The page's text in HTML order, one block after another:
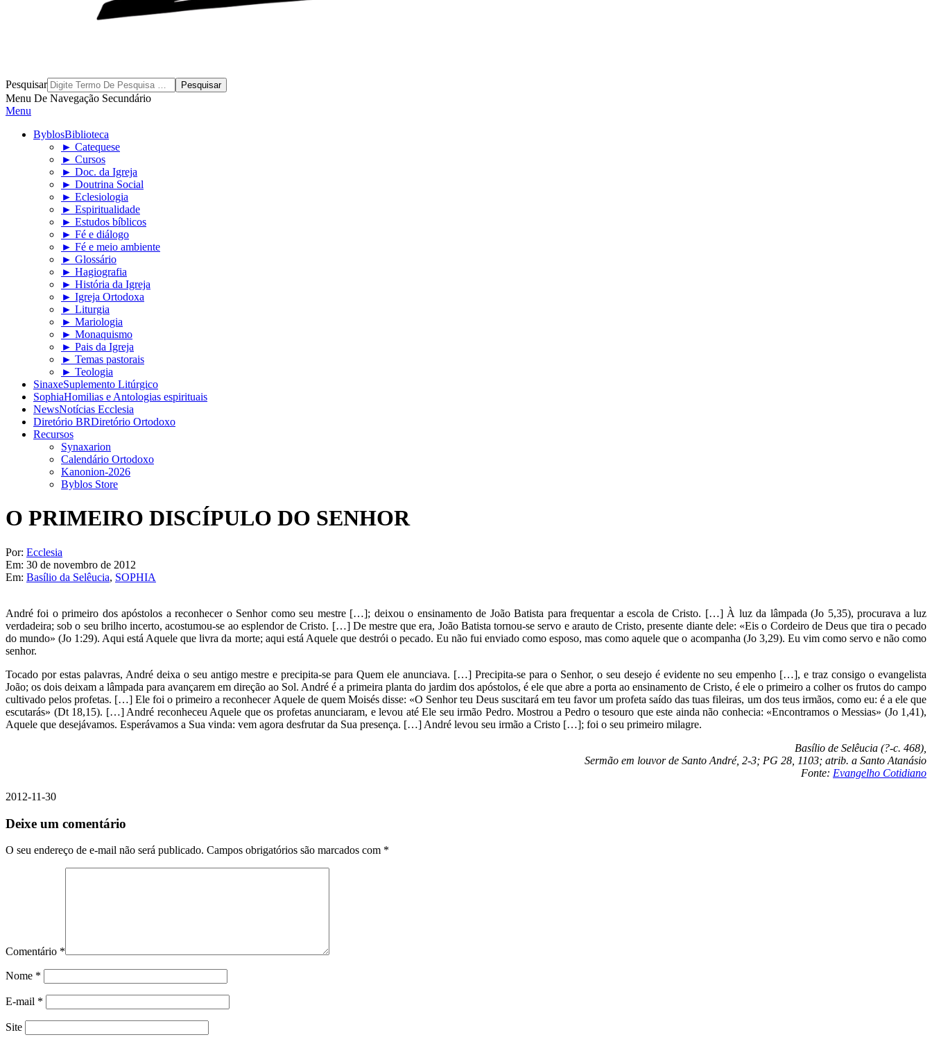
Byblos
Pesquisar
Menu De Navegação Secundário
Menu
ByblosBiblioteca
► Catequese
► Cursos
► Doc. da Igreja
► Doutrina Social
► Eclesiologia
► Espiritualidade
► Estudos bíblicos
► Fé e diálogo
► Fé e meio ambiente
► Glossário
► Hagiografia
► História da Igreja
► Igreja Ortodoxa
► Liturgia
► Mariologia
► Monaquismo
► Pais da Igreja
► Temas pastorais
► Teologia
SinaxeSuplemento Litúrgico
SophiaHomilias e Antologias espirituais
NewsNotícias Ecclesia
Diretório BRDiretório Ortodoxo
Recursos
Synaxarion
Calendário Ortodoxo
Kanonion-2026
Byblos Store
O PRIMEIRO DISCÍPULO DO SENHOR
Por: Ecclesia
Em: 30 de novembro de 2012
Em: Basílio da Selêucia, SOPHIA
André foi o primeiro dos apóstolos a reconhecer o Senhor como seu mestre […]; deixou o ensinamento de João Batista para frequentar a escola de Cristo. […] À luz da lâmpada (Jo 5,35), procurava a luz
verdadeira; sob o seu brilho incerto, acostumou-se ao esplendor de Cristo. […] De mestre que era, João Batista tornou-se servo e arauto de Cristo, presente diante dele: «Eis o Cordeiro de Deus que tira o pecado
do mundo» (Jo 1:29). Aqui está Aquele que livra da morte; aqui está Aquele que destrói o pecado. Eu não fui enviado como esposo, mas como aquele que o acompanha (Jo 3,29). Eu vim como servo e não como
senhor.
Tocado por estas palavras, André deixa o seu antigo mestre e precipita-se para Quem ele anunciava. […] Precipita-se para o Senhor, o seu desejo é evidente no seu empenho […], e traz consigo o evangelista
João; os dois deixam a lâmpada para avançarem em direção ao Sol. André é a primeira planta do jardim dos apóstolos, é ele que abre a porta ao ensinamento de Cristo, é ele o primeiro a colher os frutos do campo
cultivado pelos profetas. […] Ele foi o primeiro a reconhecer Aquele de quem Moisés disse: «O Senhor teu Deus suscitará em teu favor um profeta saído das tuas fileiras, um dos teus irmãos, como eu: é a ele que
escutarás» (Dt 18,15). […] André reconheceu Aquele que os profetas anunciaram, e levou até Ele seu irmão Pedro. Mostrou a Pedro o tesouro que este ainda não conhecia: «Encontramos o Messias» (Jo 1,41),
Aquele que desejávamos. Esperávamos a Sua vinda: vem agora desfrutar da Sua presença. […] André levou seu irmão a Cristo […]; foi o seu primeiro milagre.
Basílio de Selêucia (?-c. 468),
Sermão em louvor de Santo André, 2-3; PG 28, 1103; atrib. a Santo Atanásio
Fonte: Evangelho Cotidiano
2012-11-30
Deixe um comentário
O seu endereço de e-mail não será publicado. Campos obrigatórios são marcados com *
Comentário *
Nome *
E-mail *
Site